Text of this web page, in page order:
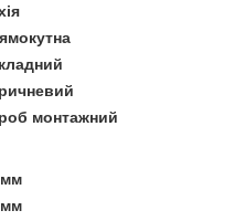
монтажний
мм